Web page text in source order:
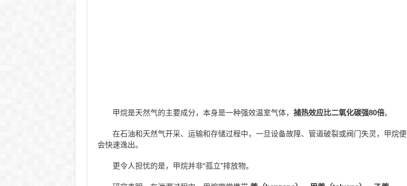
甲烷是天然气的主要成分，本身是一种强效温室气体， 捕热效应比二氧化碳强80倍。
在石油和天然气开采、运输和存储过程中，一旦设备故障、管道破裂或阀门失灵，甲烷便
会快速逸出。
更令人担忧的是，甲烷并非“孤立”排放物。